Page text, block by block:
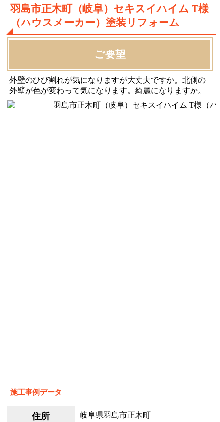
羽島市正木町（岐阜）セキスイハイム T様
（ハウスメーカー）塗装リフォーム
ご要望
外壁のひび割れが気になりますが大丈夫ですか。北側の
外壁が色が変わって気になります。綺麗になりますか。
施工事例データ
住所 岐阜県羽島市正木町